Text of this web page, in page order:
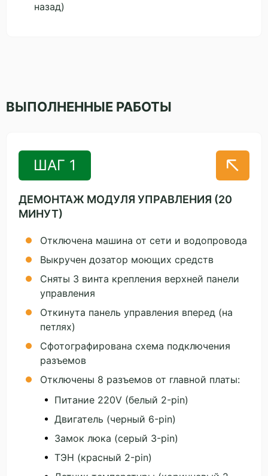
назад)
ВЫПОЛНЕННЫЕ РАБОТЫ
ШАГ 1
ДЕМОНТАЖ МОДУЛЯ УПРАВЛЕНИЯ (20
МИНУТ)
Отключена машина от сети и водопровода
Выкручен дозатор моющих средств
Сняты 3 винта крепления верхней панели
управления
Откинута панель управления вперед (на
петлях)
Сфотографирована схема подключения
разъемов
Отключены 8 разъемов от главной платы:
Питание 220V (белый 2-pin)
Двигатель (черный 6-pin)
Замок люка (серый 3-pin)
ТЭН (красный 2-pin)